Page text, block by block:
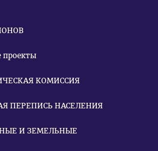
КОМИССИЯ
ПЕРЕПИСЬ НАСЕЛЕНИЯ
И ЗЕМЕЛЬНЫЕ